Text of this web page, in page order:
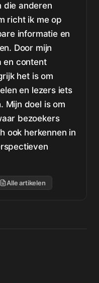
die anderen
richt ik me op
informatie en
Door mijn
en content
het is om
en lezers iets
Mijn doel is om
bezoekers
ook herkennen in
Alle artikelen